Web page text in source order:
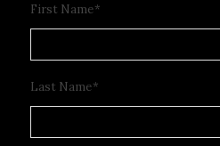
First Name*
Last Name*